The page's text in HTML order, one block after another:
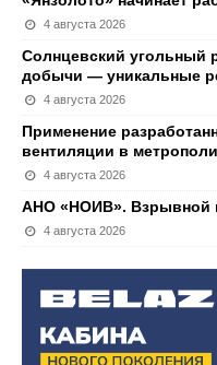
4 августа 2026
Солнцевский угольный
добычи — уникальные
4 августа 2026
Применение
вентиляции в
4 августа 2026
АНО «НОИВ». Взрывной
4 августа 2026